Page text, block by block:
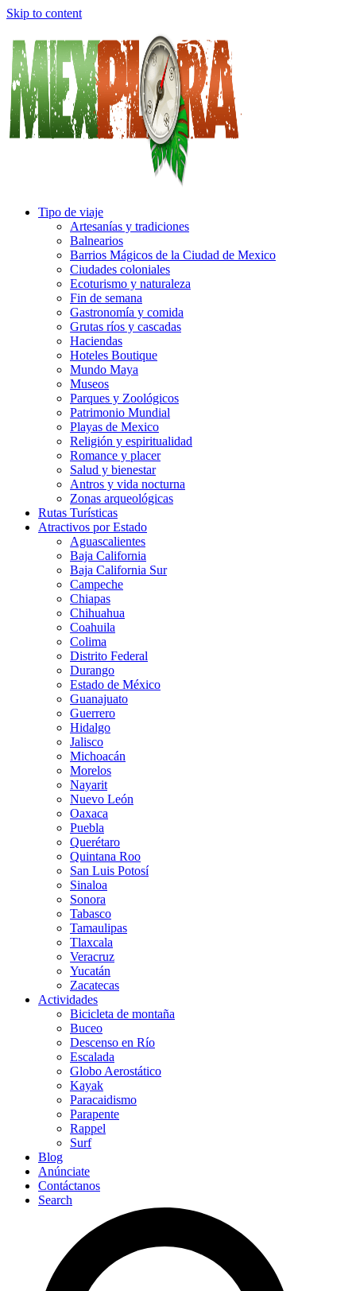
Skip to content
Tipo de viaje
Artesanías y tradiciones
Balnearios
Barrios Mágicos de la Ciudad de Mexico
Ciudades coloniales
Ecoturismo y naturaleza
Fin de semana
Gastronomía y comida
Grutas ríos y cascadas
Haciendas
Hoteles Boutique
Mundo Maya
Museos
Parques y Zoológicos
Patrimonio Mundial
Playas de Mexico
Religión y espiritualidad
Romance y placer
Salud y bienestar
Antros y vida nocturna
Zonas arqueológicas
Rutas Turísticas
Atractivos por Estado
Aguascalientes
Baja California
Baja California Sur
Campeche
Chiapas
Chihuahua
Coahuila
Colima
Distrito Federal
Durango
Estado de México
Guanajuato
Guerrero
Hidalgo
Jalisco
Michoacán
Morelos
Nayarit
Nuevo León
Oaxaca
Puebla
Querétaro
Quintana Roo
San Luis Potosí
Sinaloa
Sonora
Tabasco
Tamaulipas
Tlaxcala
Veracruz
Yucatán
Zacatecas
Actividades
Bicicleta de montaña
Buceo
Descenso en Río
Escalada
Globo Aerostático
Kayak
Paracaidismo
Parapente
Rappel
Surf
Blog
Anúnciate
Contáctanos
Search